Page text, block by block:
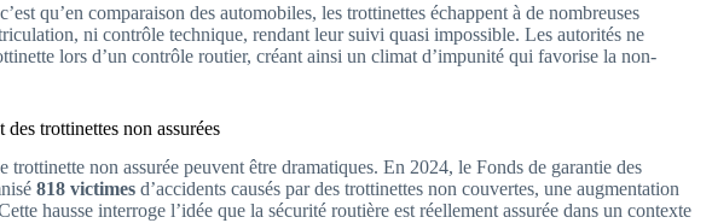
qu’en comparaison des automobiles, les trottinettes échappent à de nombreuses
ni contrôle technique, rendant leur suivi quasi impossible. Les autorités ne
lors d’un contrôle routier, créant ainsi un climat d’impunité qui favorise la non-
trottinettes non assurées
trottinette non assurée peuvent être dramatiques. En 2024, le Fonds de garantie des
818 victimes d’accidents causés par des trottinettes non couvertes, une augmentation
hausse interroge l’idée que la sécurité routière est réellement assurée dans un contexte